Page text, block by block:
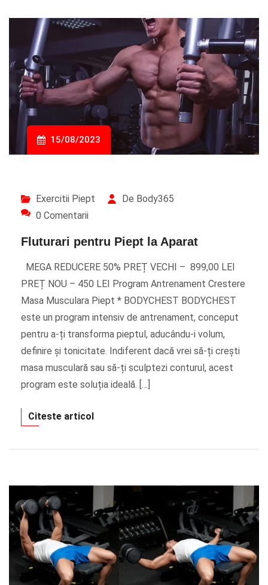
15/08/2023
Exercitii Piept
De Body365
0 Comentarii
Fluturari pentru Piept la Aparat
MEGA REDUCERE 50% PREȚ VECHI – 899,00 LEI
PREȚ NOU – 450 LEI Program Antrenament Crestere
Masa Musculara Piept * BODYCHEST BODYCHEST
este un program intensiv de antrenament, conceput
pentru a-ți transforma pieptul, aducându-i volum,
definire și tonicitate. Indiferent dacă vrei să-ți crești
masa musculară sau să-ți sculptezi conturul, acest
program este soluția ideală. […]
Citeste articol